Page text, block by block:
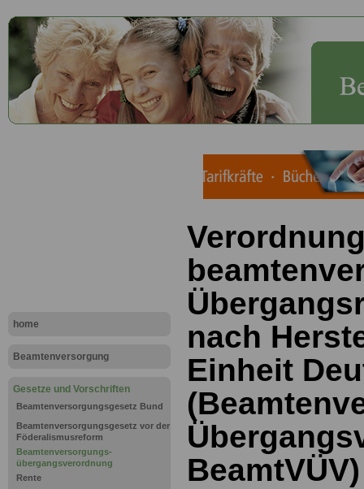
home
Beamtenversorgung
Gesetze und Vorschriften
Beamtenversorgungsgesetz Bund
Beamtenversorgungsgesetz vor der
Föderalismusreform
Beamtenversorgungs-
übergangsverordnung
Rente
nach
Einheit
BeamtVÜV)